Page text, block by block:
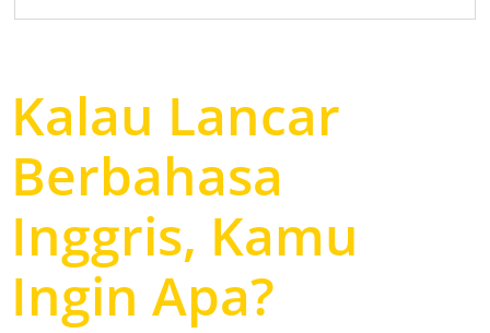
Kalau Lancar
Berbahasa
Inggris, Kamu
Ingin Apa?